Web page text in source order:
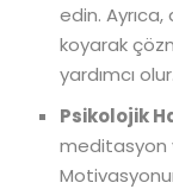
edin. Ayrıca,
koyarak
yardımcı olur.
Psikolojik
meditasyon